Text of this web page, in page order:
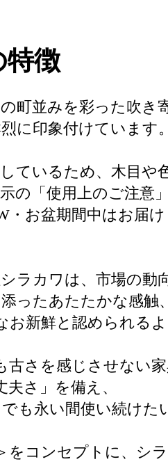
特徴
町並みを彩った吹
に印象付けています。
ているため、木目や
の「使用上のご注意
・お盆期間中はお届
ラカワは、市場の動
ったあたたかな感触
お新鮮と認められる
古さを感じさせない
夫さ」を備え、
でも永い間使い続け
をコンセプトに、シ